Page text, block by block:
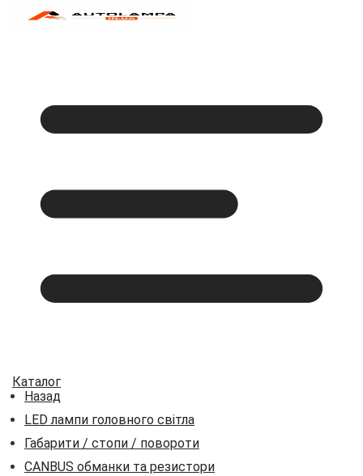
Каталог
Назад
LED лампи головного світла
Габарити / стопи / повороти
CANBUS обманки та резистори